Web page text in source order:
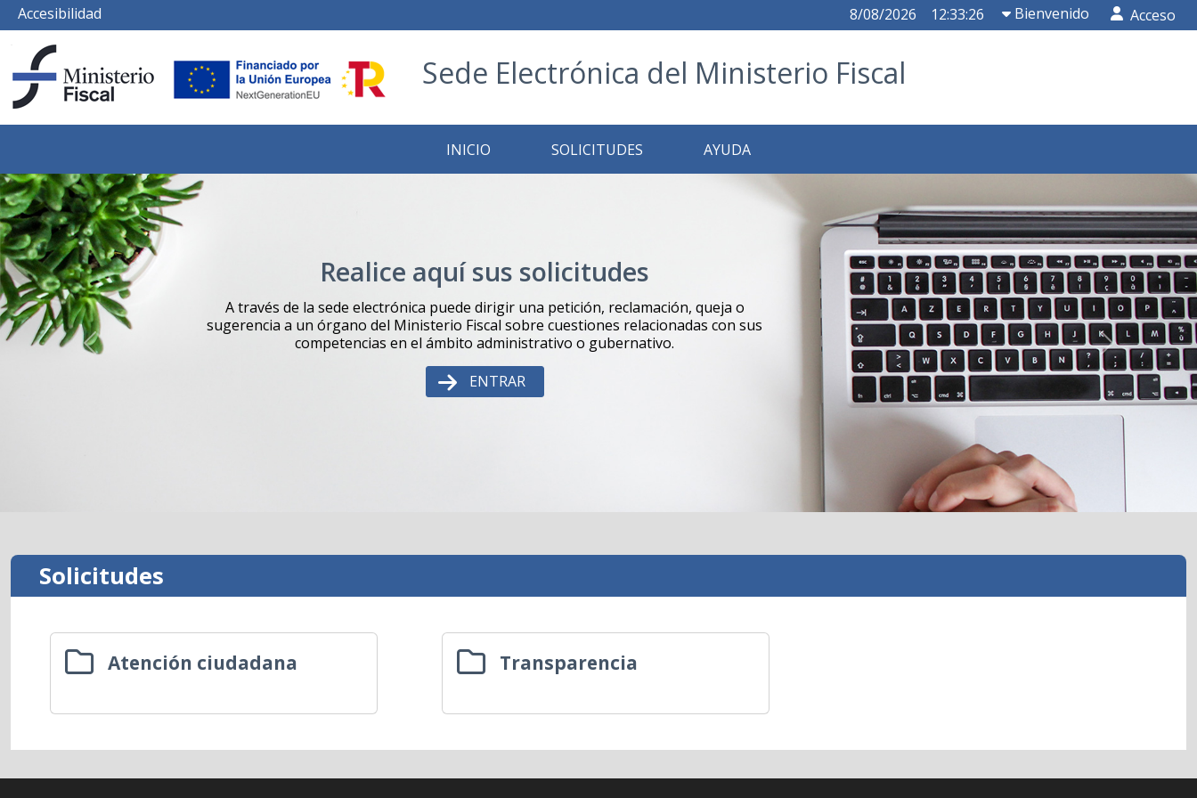
Accesibilidad 8/08/2026 12:33:26 Bienvenido Acceso
Sede Electrónica del Ministerio Fiscal
INICIO SOLICITUDES AYUDA
Realice aquí sus solicitudes
A través de la sede electrónica puede dirigir una petición, reclamación, queja o
sugerencia a un órgano del Ministerio Fiscal sobre cuestiones relacionadas con sus
competencias en el ámbito administrativo o gubernativo.
ENTRAR
Previous Next
Solicitudes
Atención ciudadana Transparencia